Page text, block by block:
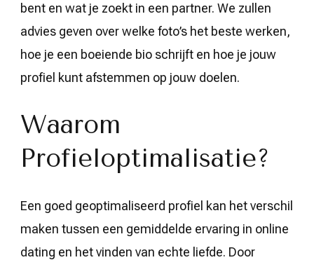
bent en wat je zoekt in een partner. We zullen
advies geven over welke foto’s het beste werken,
hoe je een boeiende bio schrijft en hoe je jouw
profiel kunt afstemmen op jouw doelen.
Waarom
Profieloptimalisatie?
Een goed geoptimaliseerd profiel kan het verschil
maken tussen een gemiddelde ervaring in online
dating en het vinden van echte liefde. Door